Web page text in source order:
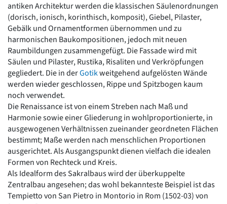
antiken Architektur werden die klassischen Säulenordnungen
(dorisch, ionisch, korinthisch, komposit), Giebel, Pilaster,
Gebälk und Ornamentformen übernommen und zu
harmonischen Baukompositionen, jedoch mit neuen
Raumbildungen zusammengefügt. Die Fassade wird mit
Säulen und Pilaster, Rustika, Risaliten und Verkröpfungen
gegliedert. Die in derGotikweitgehend aufgelösten Wände
werden wieder geschlossen, Rippe und Spitzbogen kaum
noch verwendet.
Die Renaissance ist von einem Streben nach Maß und
Harmonie sowie einer Gliederung in wohlproportionierte, in
ausgewogenen Verhältnissen zueinander geordneten Flächen
bestimmt; Maße werden nach menschlichen Proportionen
ausgerichtet. Als Ausgangspunkt dienen vielfach die idealen
Formen von Rechteck und Kreis.
Als Idealform des Sakralbaus wird der überkuppelte
Zentralbau angesehen; das wohl bekannteste Beispiel ist das
Tempietto von San Pietro in Montorio in Rom (1502-03) von